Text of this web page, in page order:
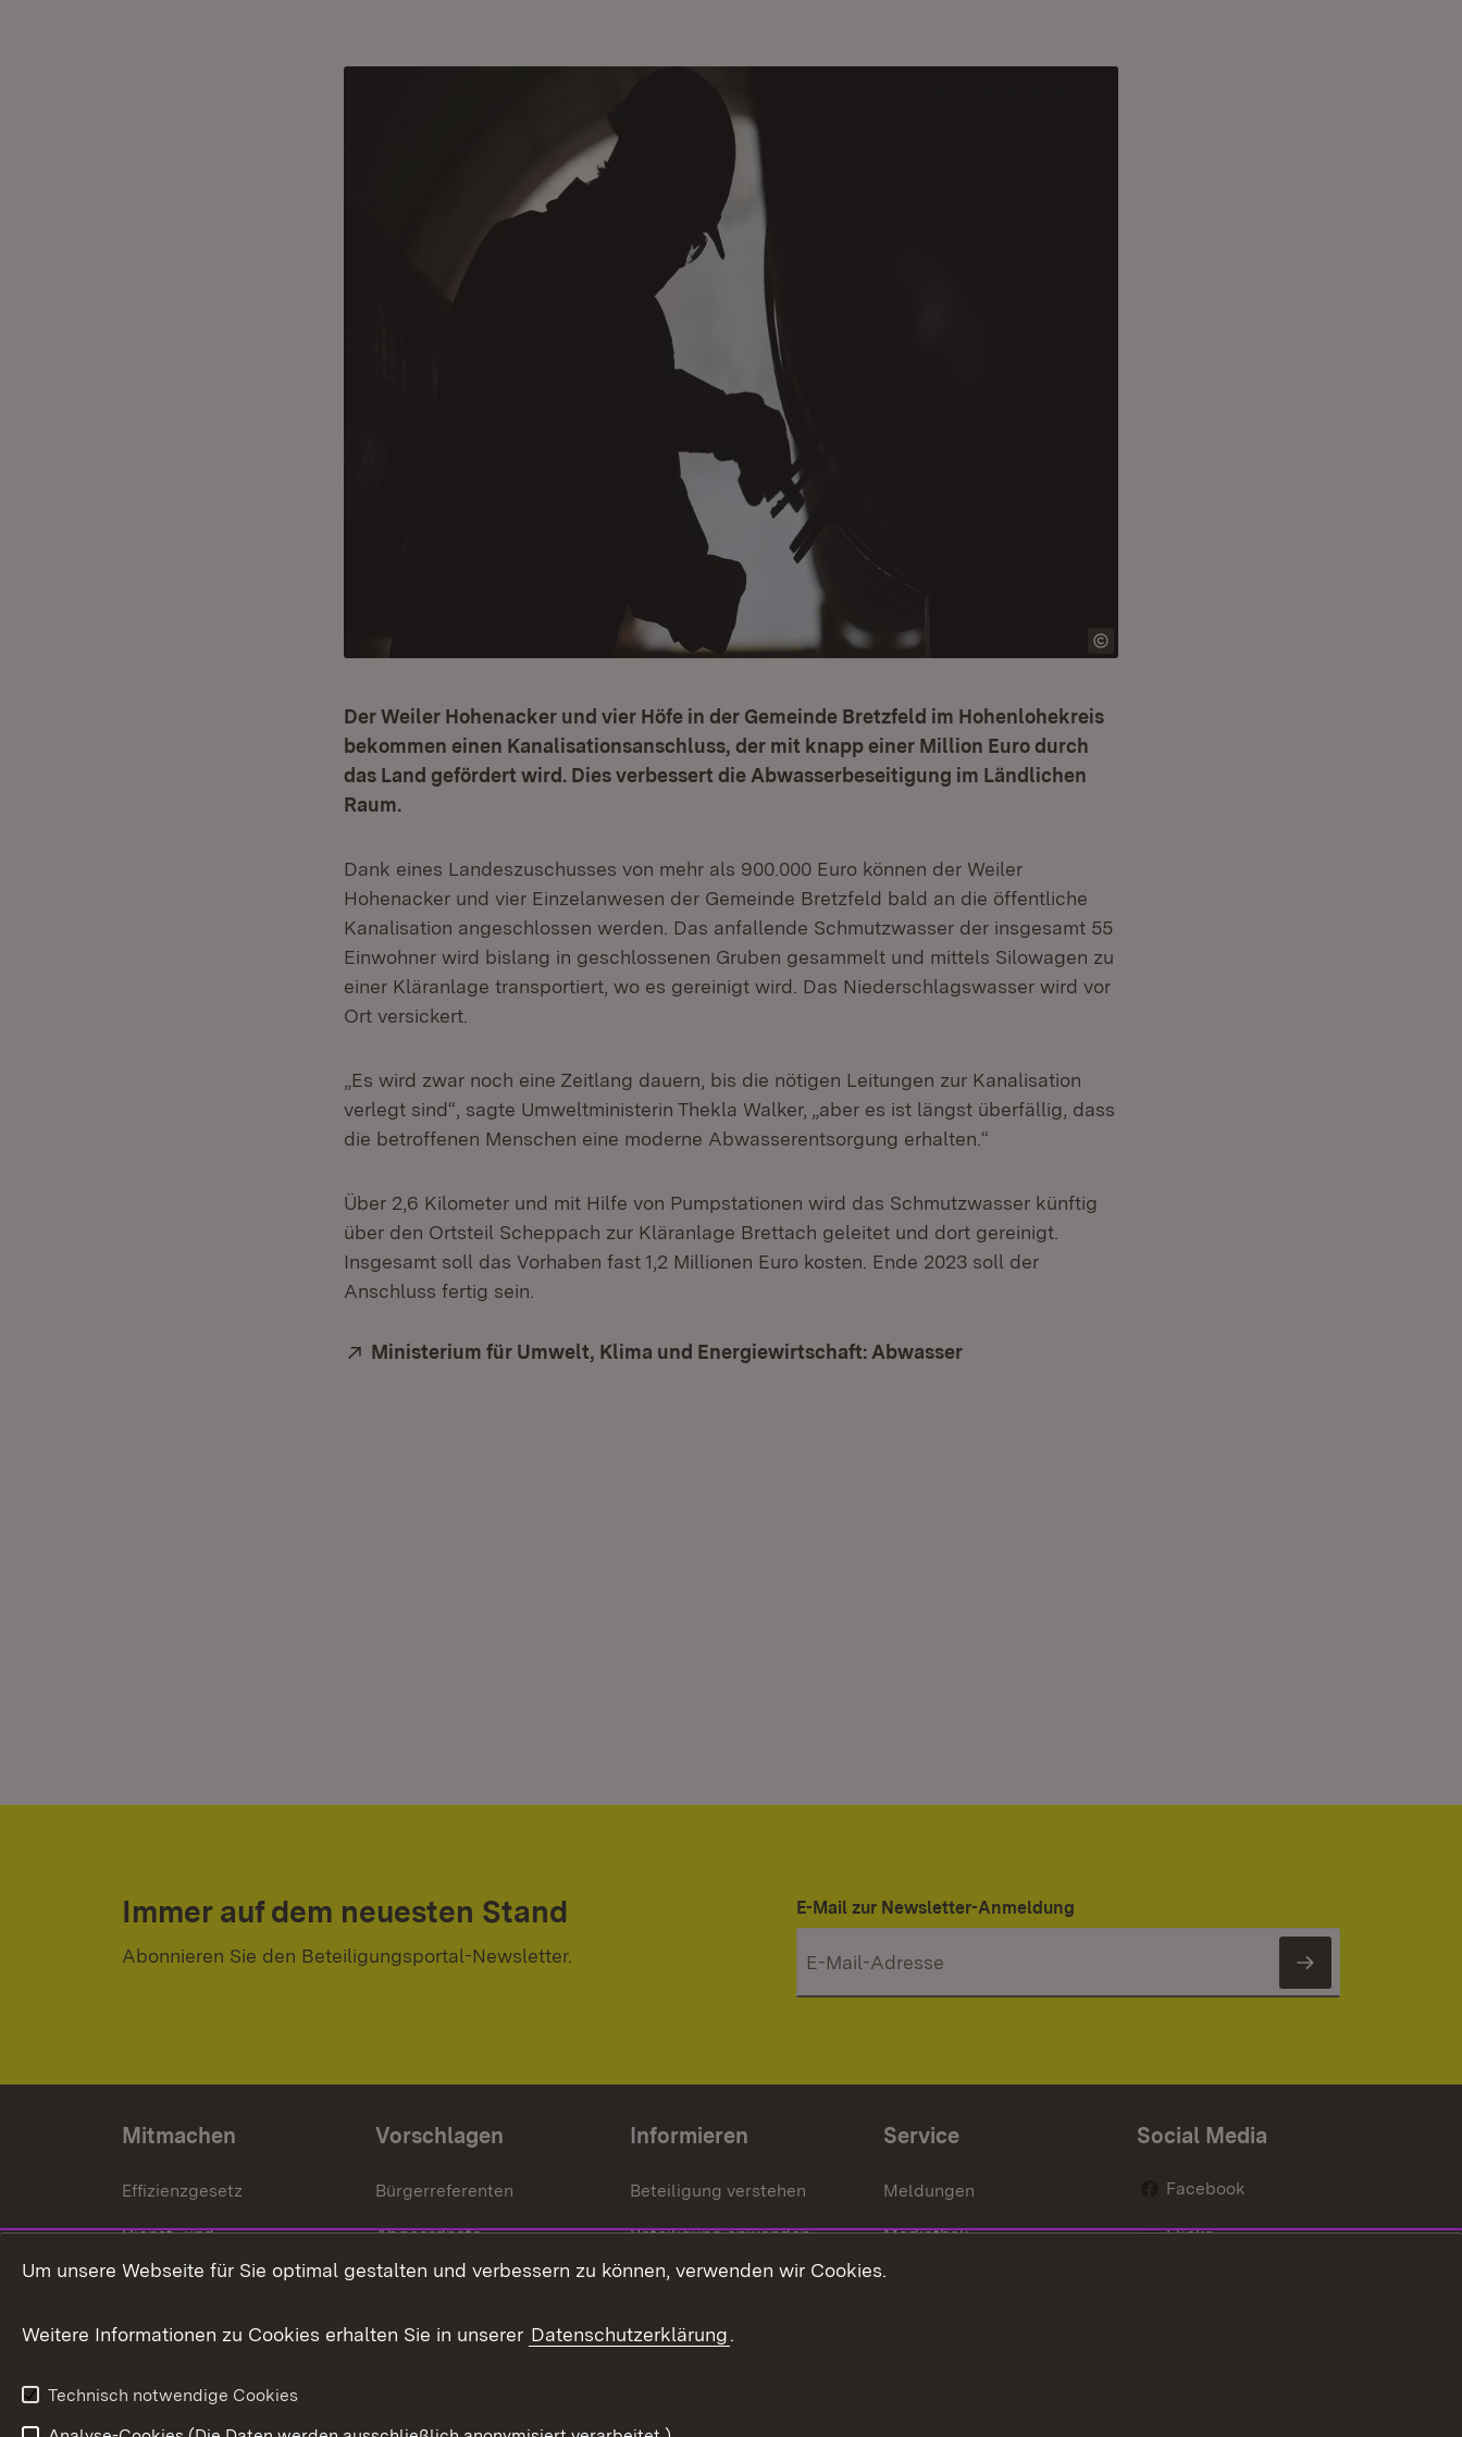
Der Weiler Hohenacker und vier Höfe in der Gemeinde Bretzfeld im Hohenlohekreis
bekommen einen Kanalisationsanschluss, der mit knapp einer Million Euro durch
das Land gefördert wird. Dies verbessert die Abwasserbeseitigung im Ländlichen
Raum.
Dank eines Landeszuschusses von mehr als 900.000 Euro können der Weiler
Hohenacker und vier Einzelanwesen der Gemeinde Bretzfeld bald an die öffentliche
Kanalisation angeschlossen werden. Das anfallende Schmutzwasser der insgesamt 55
Einwohner wird bislang in geschlossenen Gruben gesammelt und mittels Silowagen zu
einer Kläranlage transportiert, wo es gereinigt wird. Das Niederschlagswasser wird vor
Ort versickert.
„Es wird zwar noch eine Zeitlang dauern, bis die nötigen Leitungen zur Kanalisation
verlegt sind“, sagte Umweltministerin Thekla Walker, „aber es ist längst überfällig, dass
die betroffenen Menschen eine moderne Abwasserentsorgung erhalten.“
Über 2,6 Kilometer und mit Hilfe von Pumpstationen wird das Schmutzwasser künftig
über den Ortsteil Scheppach zur Kläranlage Brettach geleitet und dort gereinigt.
Insgesamt soll das Vorhaben fast 1,2 Millionen Euro kosten. Ende 2023 soll der
Anschluss fertig sein.
Extern:
Ministerium für Umwelt, Klima und Energiewirtschaft: Abwasser
Immer auf dem neuesten Stand
Abonnieren Sie den Beteiligungsportal-Newsletter.
E-Mail zur Newsletter-Anmeldung
Newsletter
Mitmachen
Effizienzgesetz
Dienst- und
Versorgungsbezüge
Weitere
Vorschlagen
Bürgerreferenten
Abgeordnete
Bürgerbeauftragte
Informieren
Beteiligung verstehen
Beteiligung anwenden
Beteiligung stärken
Service
Meldungen
Mediathek
Publikationen
Social Media
Facebook
Flickr
Um unsere Webseite für Sie optimal gestalten und verbessern zu können, verwenden wir Cookies.
Weitere Informationen zu Cookies erhalten Sie in unserer Datenschutzerklärung.
Technisch notwendige Cookies